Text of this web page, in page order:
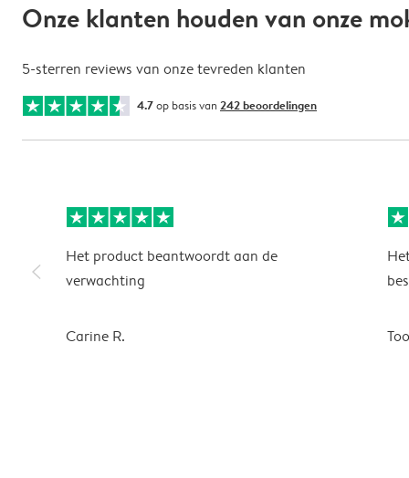
Onze klanten houden van onze
5-sterren reviews van onze tevreden klanten
4.7op basis van 242 beoordelingen
slim_arrow_left
Het product beantwoordt aan de
verwachting
Carine R.